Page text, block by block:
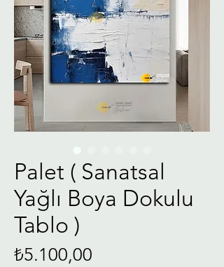
Palet ( Sanatsal
Yağlı Boya Dokulu
Tablo )
₺5.100,00